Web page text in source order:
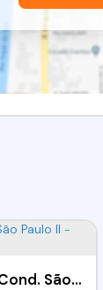
Casa - 4 quartos com suites - Cond. São Paulo II - Cotia/ SP